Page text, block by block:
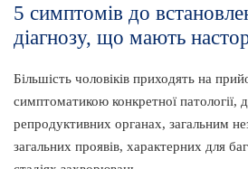
5 симптомів до
діагнозу, що мають
Більшість чоловіків приходять на
симптоматикою конкретної патології,
репродуктивних органах, загальним
загальних проявів, характерних для